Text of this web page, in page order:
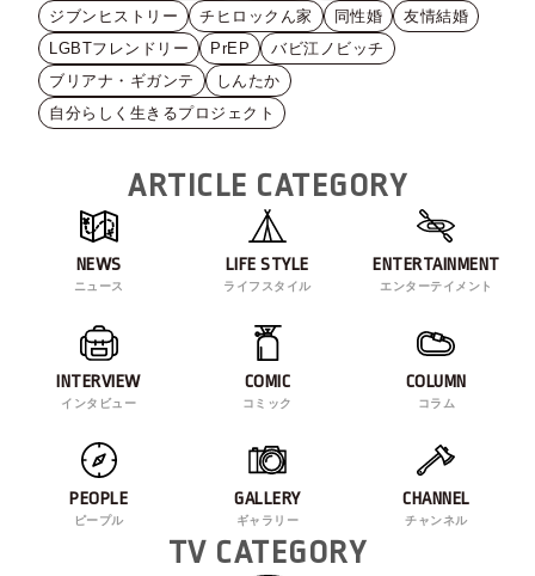
ジブンヒストリー
チヒロックん家 同性婚
友情結婚
LGBTフレンドリー
PrEP
バビ江ノビッチ
ブリアナ・ギガンテ
しんたか
自分らしく生きるプロジェクト
ARTICLE CATEGORY
NEWS
ニュース
LIFE STYLE
ライフスタイル
ENTERTAINMENT
エンターテイメント
INTERVIEW
インタビュー
COMIC
コミック
COLUMN
コラム
PEOPLE
ピープル
GALLERY
ギャラリー
CHANNEL
チャンネル
TV CATEGORY